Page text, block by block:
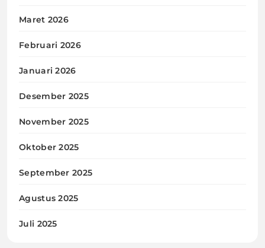
Maret 2026
Februari 2026
Januari 2026
Desember 2025
November 2025
Oktober 2025
September 2025
Agustus 2025
Juli 2025